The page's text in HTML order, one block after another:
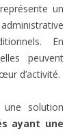
un
En
peuvent
d’activité.
une solution
ayant une